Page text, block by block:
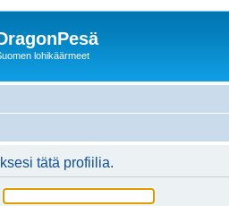
lohikäärmeet
tätä profiilia.